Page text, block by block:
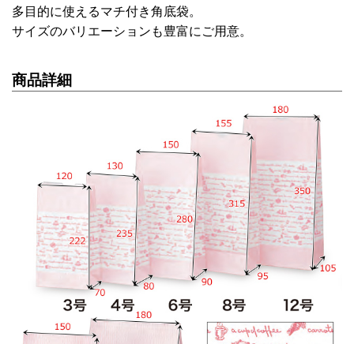
多目的に使えるマチ付き角底袋。
サイズのバリエーションも豊富にご用意。
商品詳細